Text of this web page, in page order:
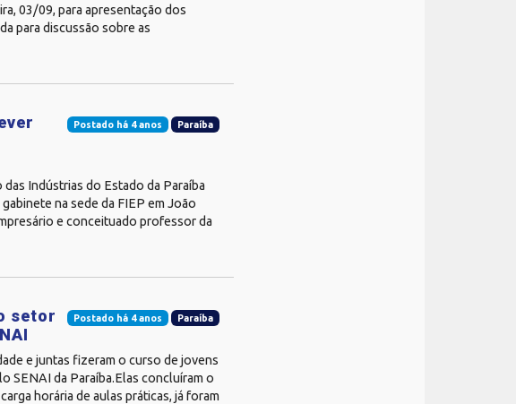
03/09, para apresentação dos
para discussão sobre as
Postado há 4 anos Paraíba
Indústrias do Estado da Paraíba
na sede da FIEP em João
e conceituado professor da
Postado há 4 anos Paraíba
setor
e juntas fizeram o curso de jovens
SENAI da Paraíba.Elas concluíram o
horária de aulas práticas, já foram